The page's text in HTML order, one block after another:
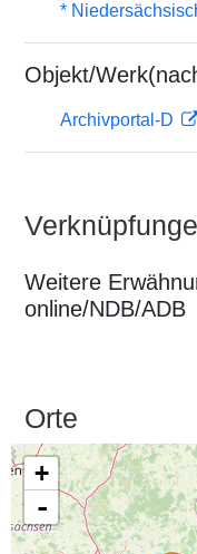
*
Objekt/
Archivportal-D
Weitere
online/NDB/ADB
Orte
+
-